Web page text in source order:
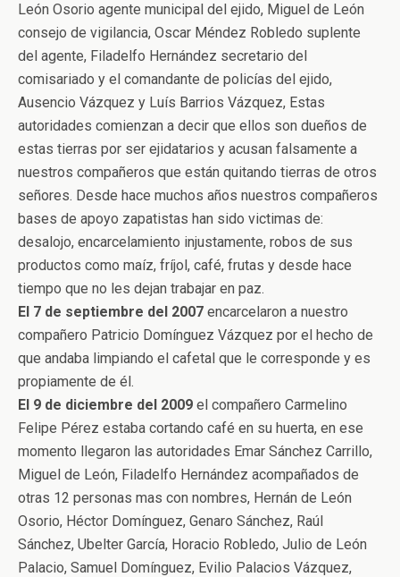
León Osorio agente municipal del ejido, Miguel de León
consejo de vigilancia, Oscar Méndez Robledo suplente
del agente, Filadelfo Hernández secretario del
comisariado y el comandante de policías del ejido,
Ausencio Vázquez y Luís Barrios Vázquez, Estas
autoridades comienzan a decir que ellos son dueños de
estas tierras por ser ejidatarios y acusan falsamente a
nuestros compañeros que están quitando tierras de otros
señores. Desde hace muchos años nuestros compañeros
bases de apoyo zapatistas han sido victimas de:
desalojo, encarcelamiento injustamente, robos de sus
productos como maíz, fríjol, café, frutas y desde hace
tiempo que no les dejan trabajar en paz.
El 7 de septiembre del 2007 encarcelaron a nuestro
compañero Patricio Domínguez Vázquez por el hecho de
que andaba limpiando el cafetal que le corresponde y es
propiamente de él.
El 9 de diciembre del 2009 el compañero Carmelino
Felipe Pérez estaba cortando café en su huerta, en ese
momento llegaron las autoridades Emar Sánchez Carrillo,
Miguel de León, Filadelfo Hernández acompañados de
otras 12 personas mas con nombres, Hernán de León
Osorio, Héctor Domínguez, Genaro Sánchez, Raúl
Sánchez, Ubelter García, Horacio Robledo, Julio de León
Palacio, Samuel Domínguez, Evilio Palacios Vázquez,